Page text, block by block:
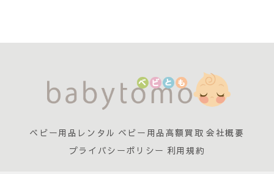
ベビー用品レンタル ベビー用品高額買取 会社概要
プライバシーポリシー 利用規約